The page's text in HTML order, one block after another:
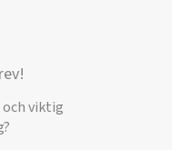
viktig